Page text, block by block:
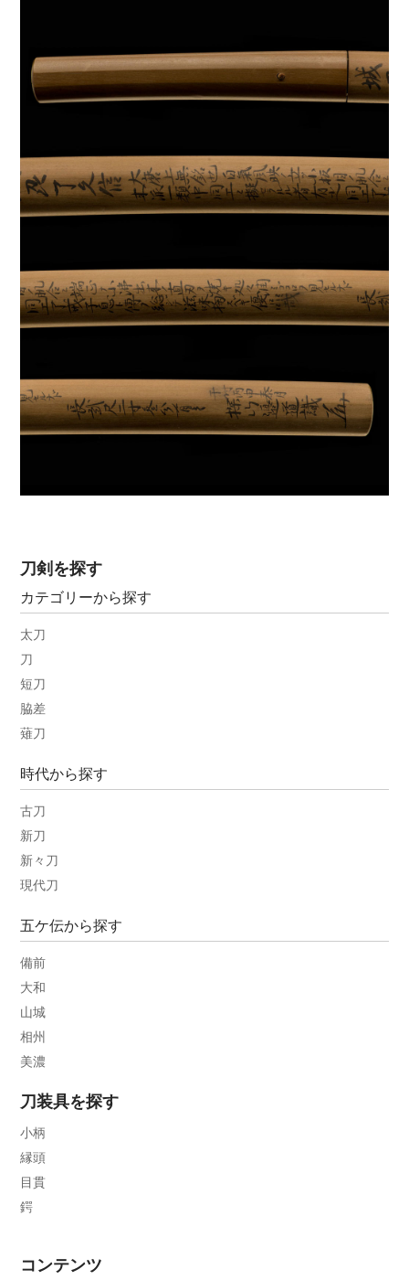
刀剣を探す
カテゴリーから探す
太刀
刀
短刀
脇差
薙刀
時代から探す
古刀
新刀
新々刀
現代刀
五ケ伝から探す
備前
大和
山城
相州
美濃
刀装具を探す
小柄
縁頭
目貫
鍔
コンテンツ